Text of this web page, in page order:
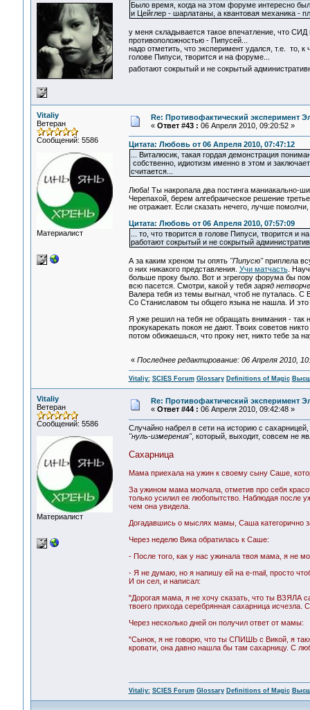
Было время, когда на этом форуме интересно
и Цейглер - шарлатаны, а квантовая механика -
у меня складывается такое впечатление, что
противоположностью - Пипусей...
надо отметить, что эксперимент удался, т.е. то,
голове Пипуси, творится и на форуме...
работают сокрытый и не сокрытый
Vitaliy
Ветеран
Сообщений: 5586
Материалист
Re: Противофактический эксперимент
« Ответ #43 : 06 Апреля 2010, 09:20:52 »
Цитата: Любовь от 06 Апреля 2010, 07:47:12
... Виталюсик, такая гордая демонстрация
собственно, идиотизм именно в этом и
считается...
Люба! Ты накропала два постинга маниакально-
Черепахой, берем алгебраическое решение
не отражает. Если сказать нечего, лучше
Цитата: Любовь от 06 Апреля 2010, 07:57:09
... то, что творится в голове Пипуси, творится и
работают сокрытый и не сокрытый
А за каким хреном ты опять "Пипусю"приплела
о них никакого представления. Учи матчасть.
больше проку было. Вот и эгрегору форума бы
всю пасется. Смотри, какой у тебя заряд
Валера тебя из темы выгнал, чтоб не путалась.
Со Станиславом ты общего языка не нашла. И это
Я уже решил на тебя не обращать внимания - так
прокукарекать покоя не дают. Твоих советов
потом обижаешься, что проку нет, никто тебе за
« Последнее редактирование: 06 Апреля 2010,
Vitaliy: SCIES Forum Glossary Definitions of Magic
Vitaliy
Ветеран
Сообщений: 5586
Материалист
Re: Противофактический эксперимент
« Ответ #44 : 06 Апреля 2010, 09:42:48 »
Случайно набрел в сети на историю с
"нуль-измерения", который, выходит, совсем не
Сахарница
Мама приехала на ужин к своему сыну Саше,
За ужином мама молчала, отметив про себя
только усилил ее любопытство. Наблюдая после
чем она увидела.
Догадавшись о мыслях мамы, Саша категорично
Через неделю Вика обратилась к Саше:
- После того, как у нас ужинала твоя мама, я не
- Я не думаю, но я напишу ей на e-mail, просто
И он сел, и написал:
"Дорогая мама, я не хочу сказать, что ты ВЗЯЛА
твоего прихода серебрянная сахарница
Через несколько дней он получил ответ от мамы:
"Сынок, я не говорю, что ты СПИШЬ с Викой, я
кровати, она давно нашла бы там сахарницу. С
Vitaliy: SCIES Forum Glossary Definitions of Magic